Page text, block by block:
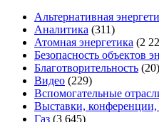
Альтернативная
Аналитика (311)
Атомная энергетика (2
Безопасность объектов
Благотворительность (20)
Видео (229)
Вспомогательные
Выставки, конференции,
Газ (3 645)